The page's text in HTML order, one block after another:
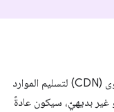
على الرغم من أنّ استخدام شبكة توصيل المحتوى (CDN) لتسليم الموارد
بديهيّ، سيكون عادةً